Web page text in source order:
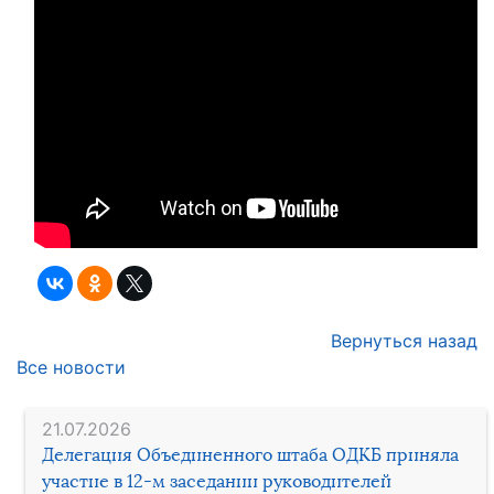
21.07.2026
Делегация Объединенного штаба ОДКБ приняла
участие в 12-м заседании руководителей
Вернуться назад
Все новости